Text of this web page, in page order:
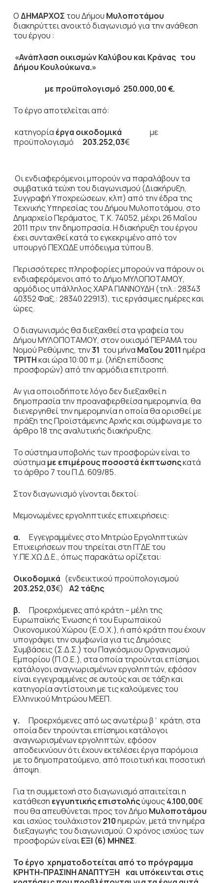
ΟΔΗΜΑΡΧΟΣ του Δήμου Μυλοποτάμου
διακηρύττει ανοικτό διαγωνισμό για την ανάθεση
του έργου :
«Ανάπλαση οικισμών Καλύβου και Κράνας του
Δήμου Κουλούκωνα.»
με προϋπολογισμό 250.000,00 €.
Το έργο αποτελείται από:
κατηγορία έργα οικοδομικά με
προϋπολογισμό
203.252,03€
Οι ενδιαφερόμενοι μπορούν να παραλάβουν τα
συμβατικά τεύχη του διαγωνισμού (Διακήρυξη,
Συγγραφή Υποχρεώσεων, κλπ) από την έδρα της
Τεχνικής Υπηρεσίας του Δήμου Μυλοποτάμου, στο
Δημαρχείο Περάματος, Τ.Κ. 74052, μέχρι 26 Μαΐου
2011 πριν την δημοπρασία. Η διακήρυξη του έργου
έχει συνταχθεί κατά το εγκεκριμένο από τον
υπουργό ΠΕΧΩΔΕ υπόδειγμα τύπου Β.
Περισσότερες πληροφορίες μπορούν να πάρουν οι
ενδιαφερόμενοι από το Δήμο ΜΥΛΟΠΟΤΑΜΟΥ,
αρμόδιος υπάλληλος ΧΑΡΑ ΓΙΑΝΝΟΥΔΗ (τηλ.: 28343
40352 Φαξ.: 28340 22913), τις εργάσιμες ημέρες και
ώρες.
Ο διαγωνισμός θα διεξαχθεί στα γραφεία του
Δήμου ΜΥΛΟΠΟΤΑΜΟΥ, στον οικισμό ΠΕΡΑΜΑ του
Νομού Ρεθύμνης, την31 του μήνα Μαΐου 2011 ημέρα
ΤΡΙΤΗκαι ώρα 10:00 π.μ. (λήξη επίδοσης
προσφορών) από την αρμόδια επιτροπή.
Αν για οποιοδήποτε λόγο δεν διεξαχθεί η
δημοπρασία την προαναφερθείσα ημερομηνία, θα
διενεργηθεί την ημερομηνία η οποία θα ορισθεί με
πράξη της Προϊστάμενης Αρχής και σύμφωνα με το
άρθρο 18 της αναλυτικής διακήρυξης.
Το σύστημα υποβολής των προσφορών είναι το
σύστημα με επιμέρους ποσοστά έκπτωσηςκατά
το άρθρο 7 του Π.Δ. 609/85.
Στον διαγωνισμό γίνονται δεκτοί:
Μεμονωμένες εργοληπτικές επιχειρήσεις:
α. Εγγεγραμμένες στο Μητρώο Εργοληπτικών
Επιχειρήσεων που τηρείται στη ΓΓΔΕ του
Υ.ΠΕ.ΧΩ.Δ.Ε., όπως παρακάτω ορίζεται:
Οικοδομικά (ενδεικτικού προϋπολογισμού
203.252,03€) Α2 τάξης
β. Προερχόμενες από κράτη – μέλη της
Ευρωπαϊκής Ένωσης ή του Ευρωπαϊκού
Οικονομικού Χώρου (Ε.Ο.Χ.), ή από κράτη που έχουν
υπογράψει την συμφωνία για τις Δημόσιες
Συμβάσεις (Σ.Δ.Σ.) του Παγκόσμιου Οργανισμού
Εμπορίου (Π.Ο.Ε.), στα οποία τηρούνται επίσημοι
κατάλογοι αναγνωρισμένων εργοληπτών, εφόσον
είναι εγγεγραμμένες σε αυτούς και σε τάξη και
κατηγορία αντίστοιχη με τις καλούμενες του
Ελληνικού Μητρώου ΜΕΕΠ.
γ. Προερχόμενες από ως ανωτέρω β΄ κράτη, στα
οποία δεν τηρούνται επίσημοι κατάλογοι
αναγνωρισμένων εργοληπτών, εφόσον
αποδεικνύουν ότι έχουν εκτελέσει έργα παρόμοια
με το δημοπρατούμενο, από ποιοτική και ποσοτική
άποψη.
Για τη συμμετοχή στο διαγωνισμό απαιτείται η
κατάθεση εγγυητικής επιστολήςύψους 4.100,00€
που θα απευθύνεται προς τον Δήμο Μυλοποτάμου
και ισχύος τουλάχιστον210ημερών, μετά την ημέρα
διεξαγωγής του διαγωνισμού. Ο χρόνος ισχύος των
προσφορών είναιΕΞΙ (6) ΜΗΝΕΣ.
Το έργο χρηματοδοτείται από το πρόγραμμα
ΚΡΗΤΗ-ΠΡΑΣΙΝΗ ΑΝΑΠΤΥΞΗ και υπόκεινται στις